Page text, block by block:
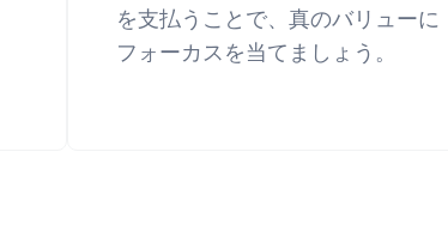
を支払うことで、真のバリューに
フォーカスを当てましょう。